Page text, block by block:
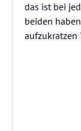
das ist bei
beiden
aufzukratzen